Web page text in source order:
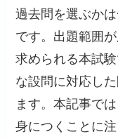
過去問を選ぶか
です。出題範囲
求められる本試
な設問に対応し
ます。本記事で
身につくことに